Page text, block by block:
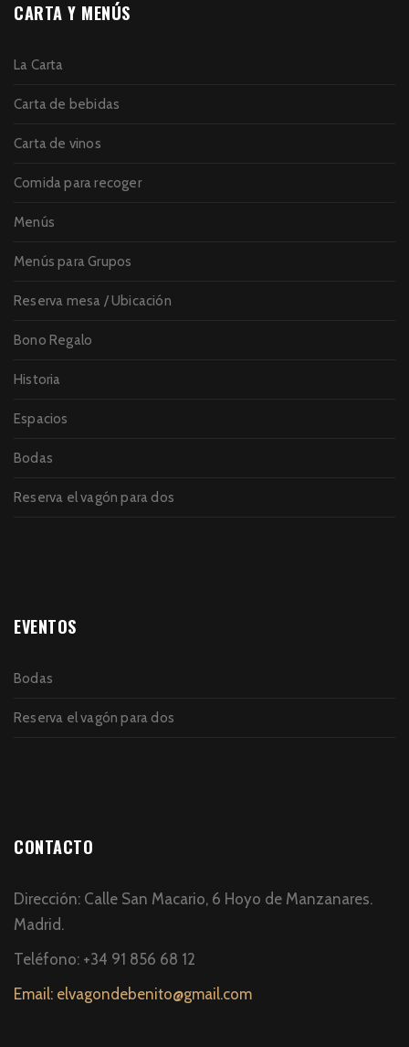
CARTA Y MENÚS
La Carta
Carta de bebidas
Carta de vinos
Comida para recoger
Menús
Menús para Grupos
Reserva mesa / Ubicación
Bono Regalo
Historia
Espacios
Bodas
Reserva el vagón para dos
EVENTOS
Bodas
Reserva el vagón para dos
CONTACTO
Dirección: Calle San Macario, 6 Hoyo de Manzanares.
Madrid.
Teléfono: +34 91 856 68 12
Email: elvagondebenito@gmail.com